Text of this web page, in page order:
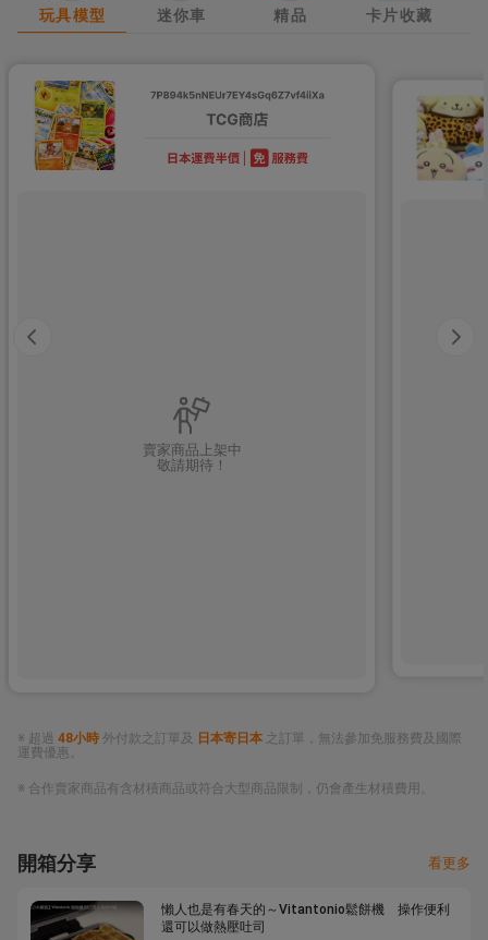
玩具模型 迷你車 精品 卡片收藏
賣家商品上架中
敬請期待！
※ 超過 48小時 外付款之訂單及 日本寄日本 之訂單，無法參加免服務費及國際
運費優惠。
※ 合作賣家商品有含材積商品或符合大型商品限制，仍會產生材積費用。
開箱分享 看更多
懶人也是有春天的～Vitantonio鬆餅機 操作便利
還可以做熱壓吐司